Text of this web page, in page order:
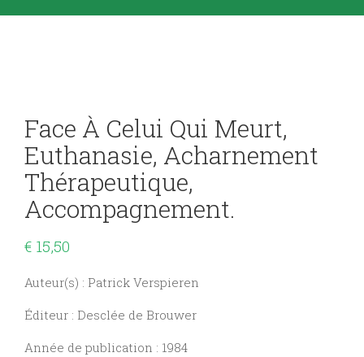
Face À Celui Qui Meurt,
Euthanasie, Acharnement
Thérapeutique,
Accompagnement.
€ 15,50
Auteur(s) : Patrick Verspieren
Éditeur : Desclée de Brouwer
Année de publication : 1984